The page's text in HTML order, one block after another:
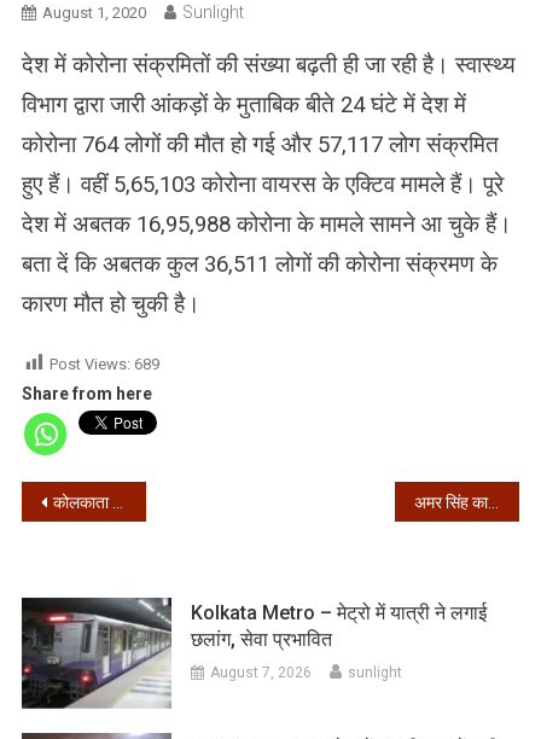
August 1, 2020 Sunlight
देश में कोरोना संक्रमितों की संख्या बढ़ती ही जा रही है। स्वास्थ्य
विभाग द्वारा जारी आंकड़ों के मुताबिक बीते 24 घंटे में देश में
कोरोना 764 लोगों की मौत हो गई और 57,117 लोग संक्रमित
हुए हैं। वहीं 5,65,103 कोरोना वायरस के एक्टिव मामले हैं। पूरे
देश में अबतक 16,95,988 कोरोना के मामले सामने आ चुके हैं।
बता दें कि अबतक कुल 36,511 लोगों की कोरोना संक्रमण के
कारण मौत हो चुकी है।
Post Views: 689
Share from here
Post
कोलकाता में कंटेन्मेंट जोन की संख्या बढ़कर हुई 37, यहाँ देखे पूरी सूची अमर सिंह का सिंगापुर में निधन, लंबे समय से थे बीमार
Kolkata Metro – मेट्रो में यात्री ने लगाई
छलांग, सेवा प्रभावित
August 7, 2026 sunlight